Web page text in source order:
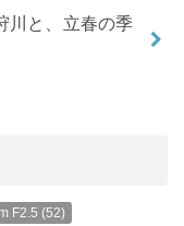
川と、立春の季
F2.5 (52)